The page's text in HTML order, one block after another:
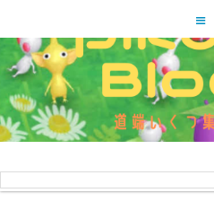
ピクミンブルー
まるかな